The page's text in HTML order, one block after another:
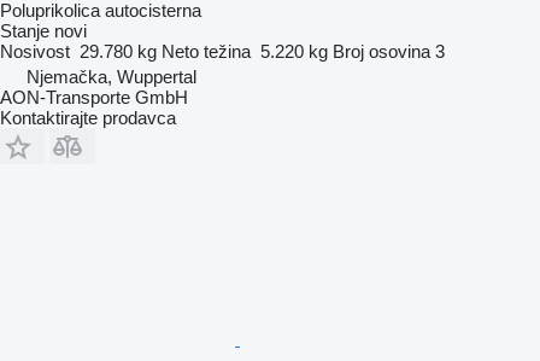
Poluprikolica autocisterna
Stanje novi
Nosivost 29.780 kg Neto težina 5.220 kg Broj osovina 3
Njemačka, Wuppertal
AON-Transporte GmbH
Kontaktirajte prodavca